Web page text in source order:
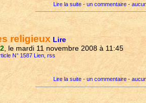
Lire la suite - un commentaire -
religieux Lire
, le mardi 11 novembre 2008 à 11:45
N° 1587 Lien rss
Lire la suite - un commentaire -